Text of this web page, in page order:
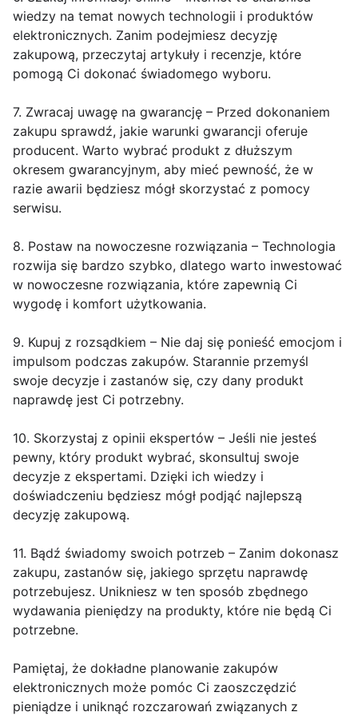
wiedzy na temat nowych technologii i produktów
elektronicznych. Zanim podejmiesz decyzję
zakupową, przeczytaj artykuły i recenzje, które
pomogą Ci dokonać świadomego wyboru.
7. Zwracaj uwagę na gwarancję – Przed dokonaniem
zakupu sprawdź, jakie warunki gwarancji oferuje
producent. Warto wybrać produkt z dłuższym
okresem gwarancyjnym, aby mieć pewność, że w
razie awarii będziesz mógł skorzystać z pomocy
serwisu.
8. Postaw na nowoczesne rozwiązania – Technologia
rozwija się bardzo szybko, dlatego warto inwestować
w nowoczesne rozwiązania, które zapewnią Ci
wygodę i komfort użytkowania.
9. Kupuj z rozsądkiem – Nie daj się ponieść emocjom i
impulsom podczas zakupów. Starannie przemyśl
swoje decyzje i zastanów się, czy dany produkt
naprawdę jest Ci potrzebny.
10. Skorzystaj z opinii ekspertów – Jeśli nie jesteś
pewny, który produkt wybrać, skonsultuj swoje
decyzje z ekspertami. Dzięki ich wiedzy i
doświadczeniu będziesz mógł podjąć najlepszą
decyzję zakupową.
11. Bądź świadomy swoich potrzeb – Zanim dokonasz
zakupu, zastanów się, jakiego sprzętu naprawdę
potrzebujesz. Unikniesz w ten sposób zbędnego
wydawania pieniędzy na produkty, które nie będą Ci
potrzebne.
Pamiętaj, że dokładne planowanie zakupów
elektronicznych może pomóc Ci zaoszczędzić
pieniądze i uniknąć rozczarowań związanych z